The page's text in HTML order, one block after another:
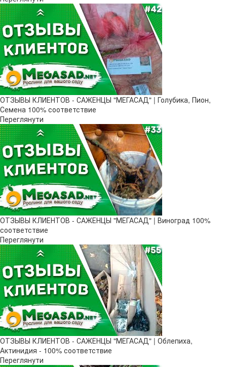
ОТЗЫВЫ КЛИЕНТОВ - САЖЕНЦЫ "МЕГАСАД" | Голубика, Пион,
Семена 100% соответствие
Переглянути
ОТЗЫВЫ КЛИЕНТОВ - САЖЕНЦЫ "МЕГАСАД" | Виноград 100%
соответствие
Переглянути
ОТЗЫВЫ КЛИЕНТОВ - САЖЕНЦЫ "МЕГАСАД" | Облепиха,
Актинидия - 100% соответствие
Переглянути